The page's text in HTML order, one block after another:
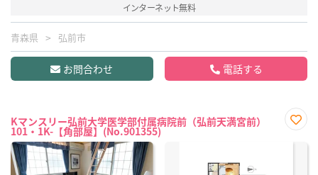
インターネット無料
青森県 弘前市
お問合わせ 電話する
Kマンスリー弘前大学医学部付属病院前（弘前天満宮前）
101・1K-【角部屋】(No.901355)
に入